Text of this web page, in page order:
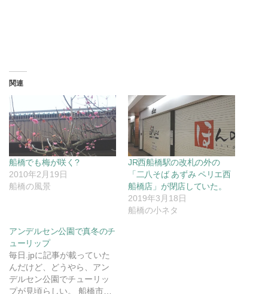
関連
船橋でも梅が咲く?
2010年2月19日
船橋の風景
JR西船橋駅の改札の外の
「二八そば あずみ ペリエ西
船橋店」が閉店していた。
2019年3月18日
船橋の小ネタ
アンデルセン公園で真冬のチ
ューリップ
毎日.jpに記事が載っていた
んだけど、どうやら、アン
デルセン公園でチューリッ
プが見頃らしい。 船橋市…